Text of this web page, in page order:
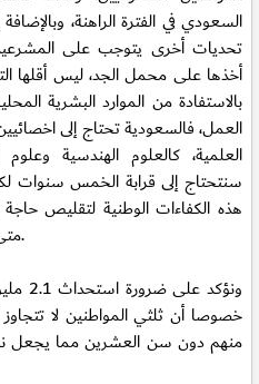
السعودي في الفترة الراهنة،
تحديات أخرى يتوجب على
أخذها على محمل الجد، ليس أقلها
بالاستفادة من الموارد البشرية
العمل، فالسعودية تحتاج إلى
العلمية، كالعلوم الهندسية
سنتحتاج إلى قرابة الخمس
هذه الكفاءات الوطنية لتقليص حاجة
متى ما اراد صناع القرار الاقتصادي ذلك.
منهم دون سن العشرين مما يجعل